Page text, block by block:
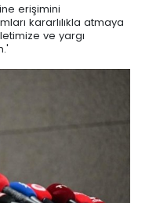
erişimini
kararlılıkla atmaya
ve yargı